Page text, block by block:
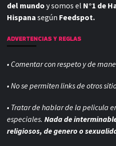
del mundo y somos el N°1 de
Hispana según Feedspot.
ADVERTENCIAS Y REGLAS
• Comentar con respeto y de
• No se permiten links de otros
• Tratar de hablar de la pelicula
especiales. Nada de
religiosos, de genero o